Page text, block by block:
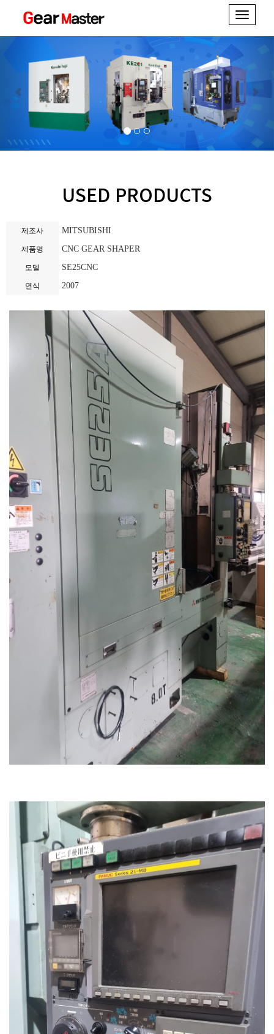
Toggle
기어치절 관련장비
&
일본 공작기계 전문
USED PRODUCTS
제조사 MITSUBISHI
제품명 CNC GEAR SHAPER
모델 SE25CNC
연식 2007